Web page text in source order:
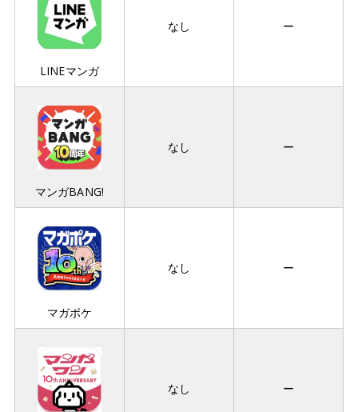
LINEマンガ
なし ー
マンガBANG!
なし ー
マガポケ
なし ー
なし ー